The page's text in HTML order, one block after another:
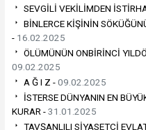
SEVGİLİ VEKİLİMDEN
BİNLERCE KİŞİNİN
- 16.02.2025
ÖLÜMÜNÜN ONBİRİNCİ
09.02.2025
A Ğ I Z -09.02.2025
İSTERSE DÜNYANIN EN
KURAR -31.01.2025
TAVŞANLILI SİYASETÇİ